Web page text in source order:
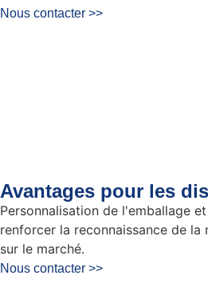
Nous contacter >>
Avantages pour les
Personnalisation de l'emballage
renforcer la reconnaissance de la
sur le marché.
Nous contacter >>